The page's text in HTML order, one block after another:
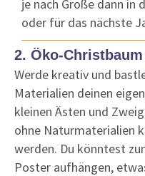
je nach Größe dann in
oder für das nächste
2. Öko-
Werde kreativ und
Materialien deinen
kleinen Ästen und
ohne Naturmaterialien
werden. Du könntest
Poster aufhängen,